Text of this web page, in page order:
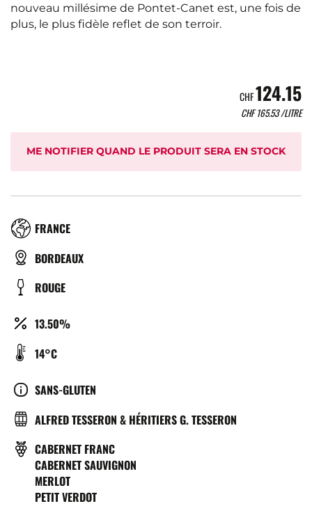
nouveau millésime de Pontet-Canet est, une fois de
plus, le plus fidèle reflet de son terroir.
CHF124.15
CHF165.53/LITRE
ME NOTIFIER QUAND LE PRODUIT SERA EN STOCK
RÉGION
FRANCE
TYPE
BIÈRE
BORDEAUX
COULEUR
ROUGE
ALCOOL
13.50%
TEMPÉRATURE
SERVICE
(°C)
14°C
CULTURE
SANS-GLUTEN
BRASSERIE
ALFRED TESSERON & HÉRITIERS G. TESSERON
CÉPAGE(S)
CABERNET FRANC
CABERNET SAUVIGNON
MERLOT
PETIT VERDOT